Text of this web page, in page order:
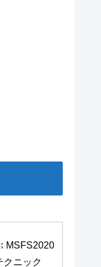
MSFS2020
クニック